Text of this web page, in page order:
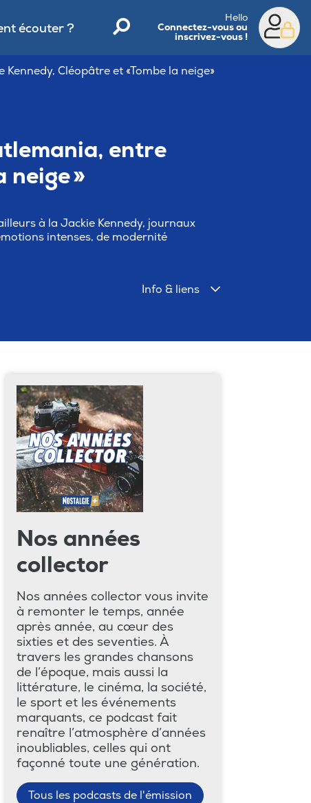
écouter ?
Hello
Connectez-vous ou
inscrivez-vous !
Cléopâtre et «Tombe la neige»
entre
neige »
à la Jackie Kennedy, journaux
intenses, de modernité
Info & liens
Nos années
collector
Nos années collector vous invite
à remonter le temps, année
après année, au cœur des
sixties et des seventies. À
travers les grandes chansons
de l’époque, mais aussi la
littérature, le cinéma, la société,
le sport et les événements
marquants, ce podcast fait
renaître l’atmosphère d’années
inoubliables, celles qui ont
façonné toute une génération.
Tous les podcasts de l'émission